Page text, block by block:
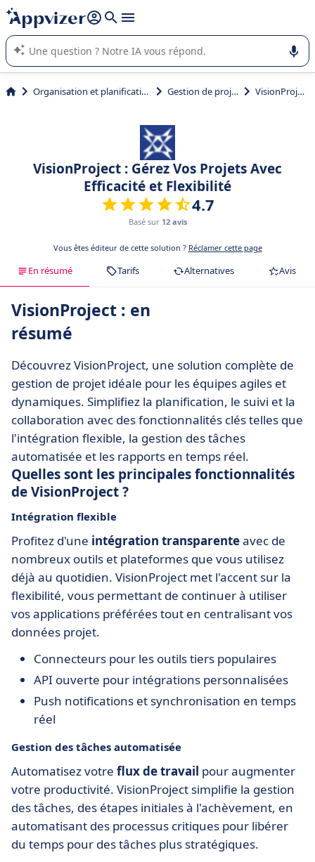
répondre (plusieurs lignes avec
L'IA de Appvizer vous guide dans l'utilisation ou la sélection de
logiciel SaaS en entreprise.
Organisation et planification Gestion de projet VisionProject
VisionProject : Gérez Vos Projets Avec
Efficacité et Flexibilité
4.7
Basé sur 12 avis
Vous êtes éditeur de cette solution ? Réclamer cette page
En résumé Tarifs Alternatives Avis
VisionProject : en
résumé
Découvrez VisionProject, une solution complète de
gestion de projet idéale pour les équipes agiles et
dynamiques. Simplifiez la planification, le suivi et la
collaboration avec des fonctionnalités clés telles que
l'intégration flexible, la gestion des tâches
automatisée et les rapports en temps réel.
Quelles sont les principales fonctionnalités
de VisionProject ?
Intégration flexible
Profitez d'une intégration transparenteavec de
nombreux outils et plateformes que vous utilisez
déjà au quotidien. VisionProject met l'accent sur la
flexibilité, vous permettant de continuer à utiliser
vos applications préférées tout en centralisant vos
données projet.
Connecteurs pour les outils tiers populaires
API ouverte pour intégrations personnalisées
Push notifications et synchronisation en temps
réel
Gestion des tâches automatisée
Automatisez votre flux de travail pour augmenter
votre productivité. VisionProject simplifie la gestion
des tâches, des étapes initiales à l'achèvement, en
automatisant des processus critiques pour libérer
du temps pour des tâches plus stratégiques.